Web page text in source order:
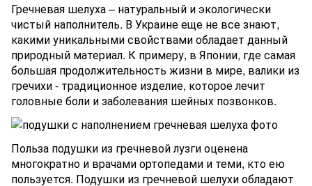
Гречневая шелуха – натуральный и экологически
чистый наполнитель. В Украине еще не все знают,
какими уникальными свойствами обладает данный
природный материал. К примеру, в Японии, где самая
большая продолжительность жизни в мире, валики из
гречихи - традиционное изделие, которое лечит
головные боли и заболевания шейных позвонков.
Польза подушки из гречневой лузги оценена
многократно и врачами ортопедами и теми, кто ею
пользуется. Подушки из гречневой шелухи обладают